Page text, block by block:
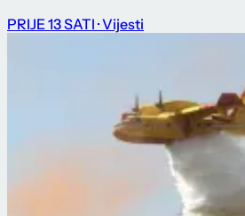
PRIJE 13 SATI · Vijesti